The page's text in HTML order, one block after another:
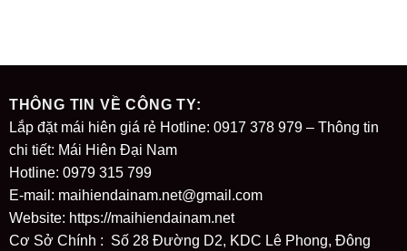
THÔNG TIN VỀ CÔNG TY:
Lắp đặt mái hiên giá rẻ Hotline: 0917 378 979 – Thông tin
chi tiết: Mái Hiên Đại Nam
Hotline: 0979 315 799
E-mail: maihiendainam.net@gmail.com
Website: https://maihiendainam.net
Cơ Sở Chính : Số 28 Đường D2, KDC Lê Phong, Đông